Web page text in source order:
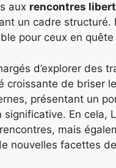
aux rencontres
un cadre structuré.
pour ceux en
d’explorer des
croissante de briser
présentant un
significative. En
mais
nouvelles facettes